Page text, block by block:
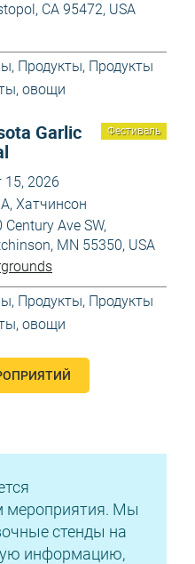
CA 95472, USA
, Продукты, Продукты
овощи
Фестиваль
Garlic
15, 2026
Хатчинсон
Century Ave SW,
MN 55350, USA
, Продукты, Продукты
овощи
мероприятия. Мы
стенды на
информацию,